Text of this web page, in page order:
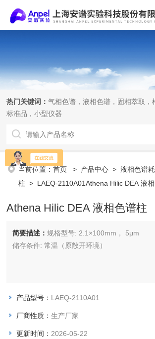
热门关键词：气相色谱，液相色谱，固相萃取，
标准品，小型仪器
当前位置：首页 > 产品中心 >液相色谱
柱 > LAEQ-2110A01Athena Hilic DEA 液
Athena Hilic DEA 液相色谱柱
简要描述：规格型号: 2.1×100mm， 5μm
储存条件: 常温（原敞开环境）
产品型号： LAEQ-2110A01
厂商性质：生产厂家
更新时间： 2026-05-22